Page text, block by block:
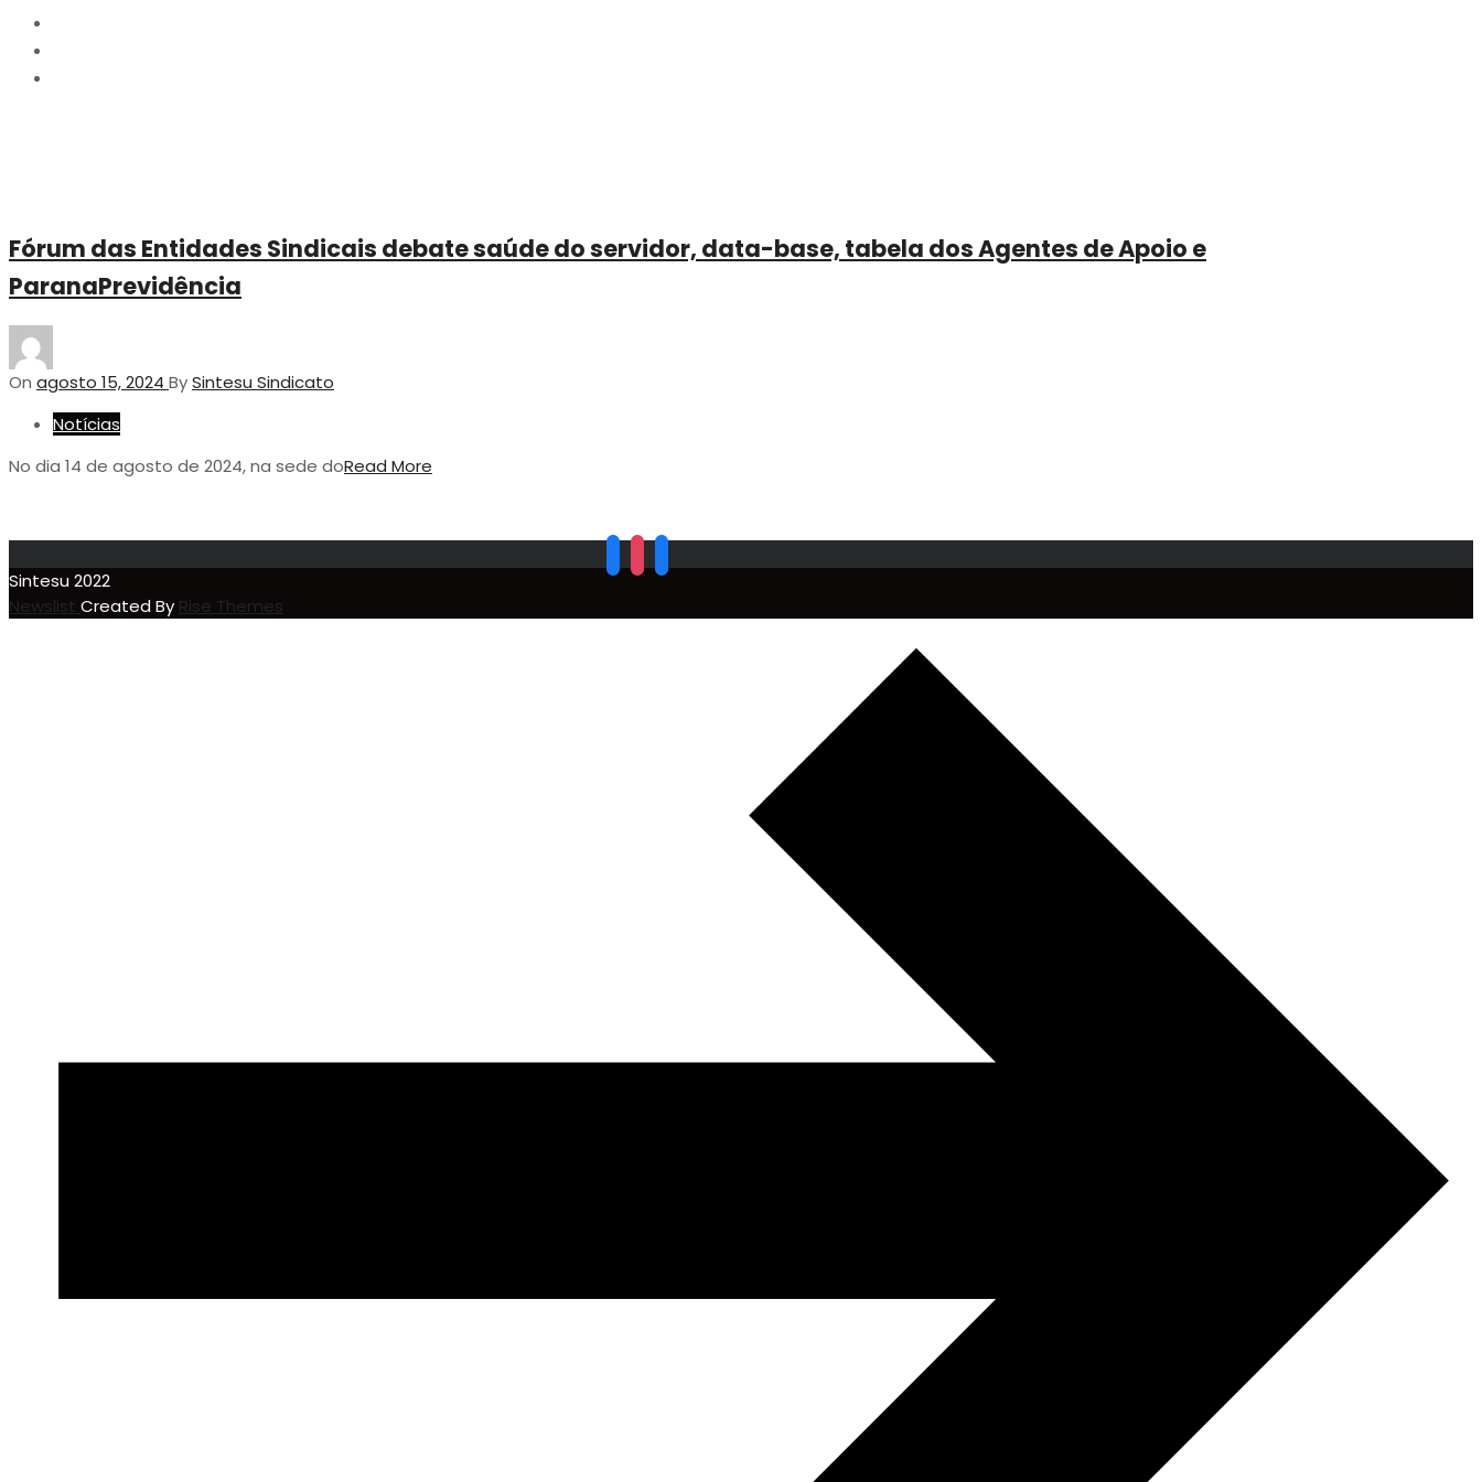
Fórum das Entidades Sindicais debate saúde do servidor, data-base, tabela dos Agentes de Apoio e
ParanaPrevidência
On agosto 15, 2024 BySintesu Sindicato
Notícias
No dia 14 de agosto de 2024, na sede doRead More
Sintesu 2022
Newslist Created By Rise Themes